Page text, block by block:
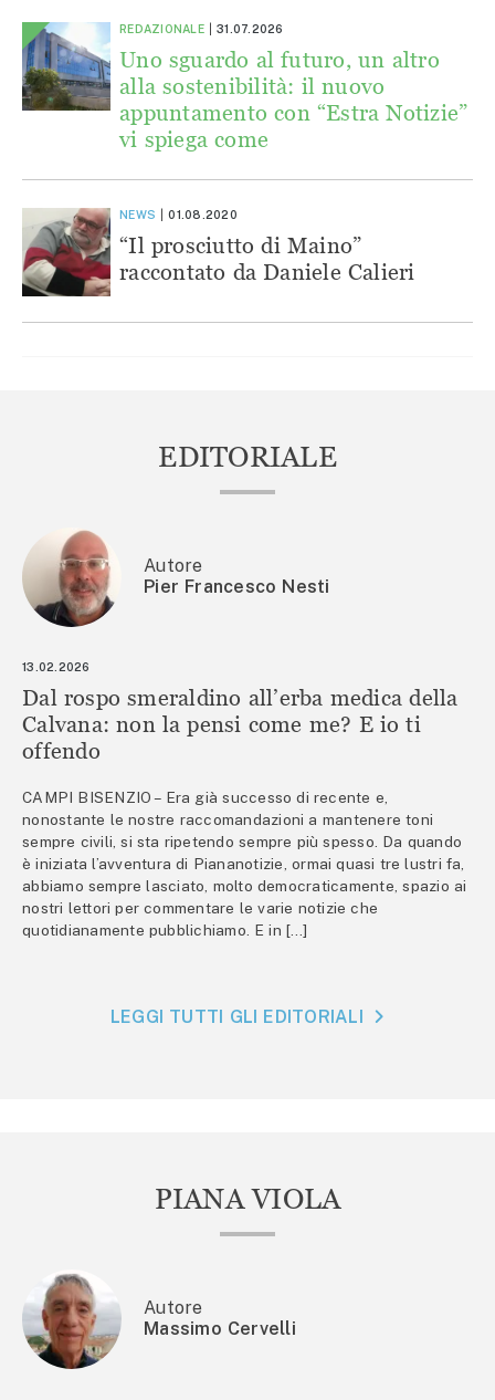
REDAZIONALE 31.07.2026
Uno sguardo al futuro, un altro
alla sostenibilità: il nuovo
appuntamento con “Estra Notizie”
vi spiega come
NEWS 01.08.2020
“Il prosciutto di Maino”
raccontato da Daniele Calieri
EDITORIALE
Autore
Pier Francesco Nesti
13.02.2026
Dal rospo smeraldino all’erba medica della
Calvana: non la pensi come me? E io ti
offendo
CAMPI BISENZIO – Era già successo di recente e,
nonostante le nostre raccomandazioni a mantenere toni
sempre civili, si sta ripetendo sempre più spesso. Da quando
è iniziata l’avventura di Piananotizie, ormai quasi tre lustri fa,
abbiamo sempre lasciato, molto democraticamente, spazio ai
nostri lettori per commentare le varie notizie che
quotidianamente pubblichiamo. E in […]
LEGGI TUTTI GLI EDITORIALI
PIANA VIOLA
Autore
Massimo Cervelli